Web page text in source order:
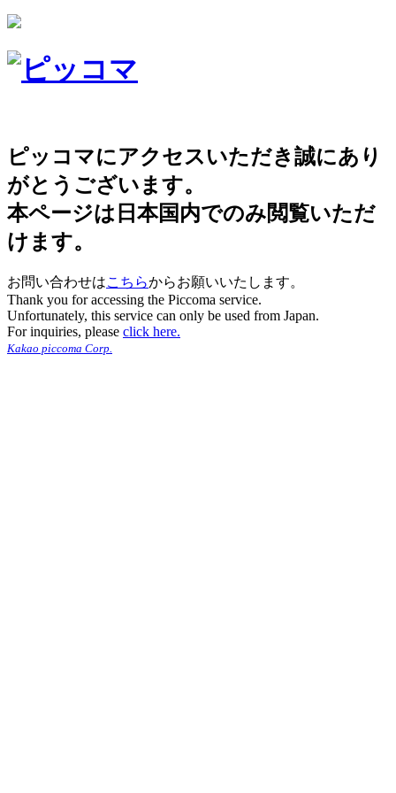
ピッコマにアクセスいただき誠にあり
がとうございます。
本ページは日本国内でのみ閲覧いただ
けます。
お問い合わせはこちらからお願いいたします。
Thank you for accessing the Piccoma service.
Unfortunately, this service can only be used from Japan.
For inquiries, please click here.
Kakao piccoma Corp.